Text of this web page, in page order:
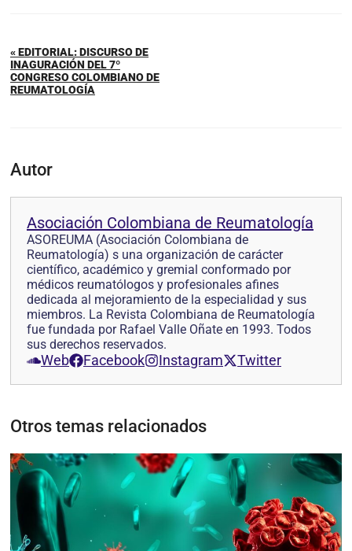
« EDITORIAL: DISCURSO DE
INAGURACIÓN DEL 7º
CONGRESO COLOMBIANO DE
REUMATOLOGÍA
Autor
Asociación Colombiana de Reumatología
ASOREUMA (Asociación Colombiana de
Reumatología) s una organización de carácter
científico, académico y gremial conformado por
médicos reumatólogos y profesionales afines
dedicada al mejoramiento de la especialidad y sus
miembros. La Revista Colombiana de Reumatología
fue fundada por Rafael Valle Oñate en 1993. Todos
sus derechos reservados.
Web Facebook Instagram Twitter
Otros temas relacionados